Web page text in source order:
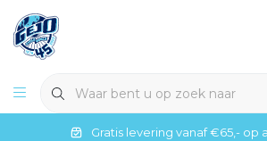
Gratis levering vanaf €65,- op